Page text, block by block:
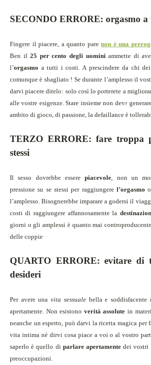
SECONDO ERRORE: orgasmo
Fingere il piacere, a quanto parenon è una
Ben il25 per cento degli uominiammette di
l’orgasmo a tutti i costi. A prescindere da chi dei
comunque è sbagliato ! Se durante l’amplesso il
darvi piacere ditelo: solo così lo porterete a
alle vostre esigenze.Stare insieme non deve
ambito di gioco, di passione, la defaillance è
TERZO ERRORE: fare troppa
stessi
Il sesso dovrebbe esserepiacevole, non un
pressione su se stessi per raggiungere l’orgasmo
l’amplesso. Bisognerebbe imparare a godersi il
costi di raggiungere affannosamente la
giorni o gli amplessi è quanto mai
delle coppie
QUARTO ERRORE: evitare di
desideri
Per avere unavita sessualebella e soddisfacente
apertamente. Non esistono verità assolutein
neanche un esperto, può darvi la ricetta magica per
vita intima né dirvi cosa piace a voi o al vostro
saperlo è quello di parlare apertamente dei vostri
preoccupazioni.